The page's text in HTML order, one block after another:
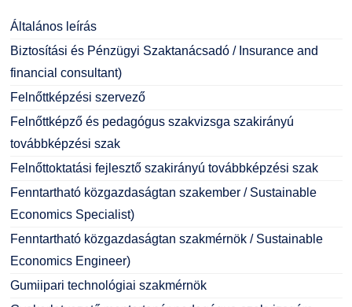
Általános leírás
Biztosítási és Pénzügyi Szaktanácsadó / Insurance and
financial consultant)
Felnőttképzési szervező
Felnőttképző és pedagógus szakvizsga szakirányú
továbbképzési szak
Felnőttoktatási fejlesztő szakirányú továbbképzési szak
Fenntartható közgazdaságtan szakember / Sustainable
Economics Specialist)
Fenntartható közgazdaságtan szakmérnök / Sustainable
Economics Engineer)
Gumiipari technológiai szakmérnök